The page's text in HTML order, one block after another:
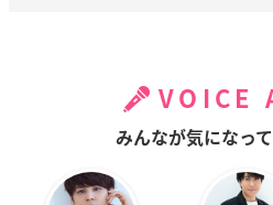
VOICE
みんなが気になっ